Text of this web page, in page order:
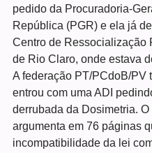
pedido da Procuradoria-
República (PGR) e ela já
Centro de Ressocialização
de Rio Claro, onde estava
A federação PT/PCdoB/PV
entrou com uma ADI
derrubada da Dosimetria. O
argumenta em 76 páginas
incompatibilidade da lei